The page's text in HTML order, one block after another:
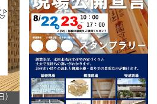
の建築予定地の方でも現住所の有るお近
せください。移住の計画の方もご相談対
ださい。
宮
崎
島